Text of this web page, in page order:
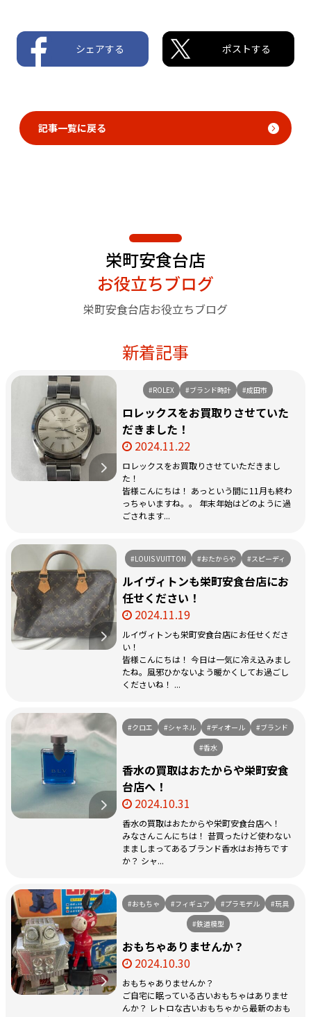
シェアする ポストする
記事一覧に戻る
栄町安食台店
お役立ちブログ
栄町安食台店お役立ちブログ
新着記事
#ROLEX #ブランド時計 #成田市
ロレックスをお買取りさせていた
だきました！
2024.11.22
ロレックスをお買取りさせていただきまし
た！
皆様こんにちは！ あっという間に11月も終わ
っちゃいますね。。 年末年始はどのように過
ごされます...
#LOUIS VUITTON #おたからや #スピーディ
ルイヴィトンも栄町安食台店にお
任せください！
2024.11.19
ルイヴィトンも栄町安食台店にお任せくださ
い！
皆様こんにちは！ 今日は一気に冷え込みまし
たね。風邪ひかないよう暖かくしてお過ごし
くださいね！ ...
#クロエ #シャネル #ディオール
#ブランド
#香水
香水の買取はおたからや栄町安食
台店へ！
2024.10.31
香水の買取はおたからや栄町安食台店へ！
みなさんこんにちは！ 昔買ったけど使わない
まましまってあるブランド香水はお持ちです
か？ シャ...
#おもちゃ #フィギュア #プラモデル
#玩具
#鉄道模型
おもちゃありませんか？
2024.10.30
おもちゃありませんか？
ご自宅に眠っている古いおもちゃはありませ
んか？ レトロな古いおもちゃから最新のおも